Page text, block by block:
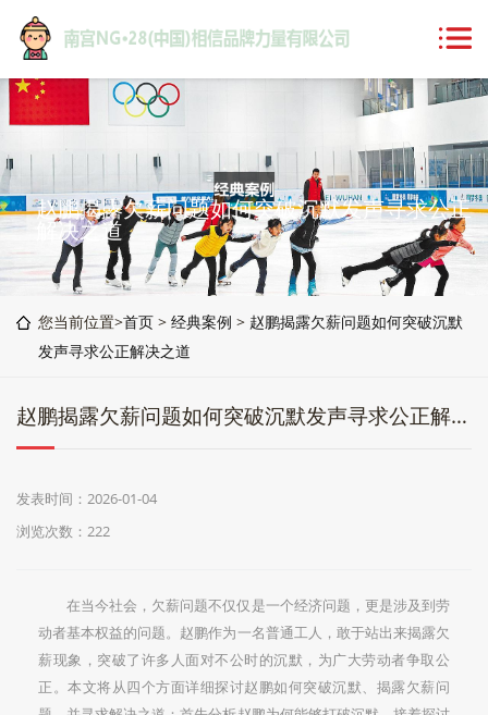
赵鹏揭露欠薪问题如何突破沉默发声寻求公正
解决之道
您当前位置>首页 > 经典案例 > 赵鹏揭露欠薪问题如何突破沉默
发声寻求公正解决之道
赵鹏揭露欠薪问题如何突破沉默发声寻求公正解决之道
发表时间：2026-01-04
浏览次数：222
在当今社会，欠薪问题不仅仅是一个经济问题，更是涉及到劳
动者基本权益的问题。赵鹏作为一名普通工人，敢于站出来揭露欠
薪现象，突破了许多人面对不公时的沉默，为广大劳动者争取公
正。本文将从四个方面详细探讨赵鹏如何突破沉默、揭露欠薪问